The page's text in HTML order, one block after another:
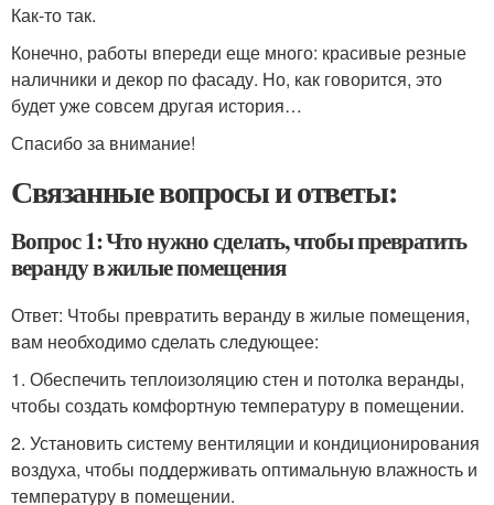
Как-то так.
Конечно, работы впереди еще много: красивые резные
наличники и декор по фасаду. Но, как говорится, это
будет уже совсем другая история…
Спасибо за внимание!
Связанные вопросы и ответы:
Вопрос 1: Что нужно сделать, чтобы превратить
веранду в жилые помещения
Ответ: Чтобы превратить веранду в жилые помещения,
вам необходимо сделать следующее:
1. Обеспечить теплоизоляцию стен и потолка веранды,
чтобы создать комфортную температуру в помещении.
2. Установить систему вентиляции и кондиционирования
воздуха, чтобы поддерживать оптимальную влажность и
температуру в помещении.